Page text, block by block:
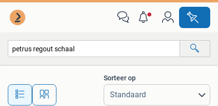
Alle afstanden…
Sorteer op